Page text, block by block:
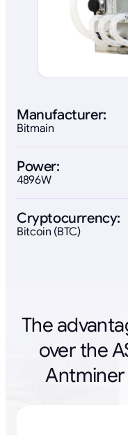
Manufacturer:
Bitmain
Power:
4896W
Cryptocurrency:
Bitcoin (BTC)
The
over the
Antminer